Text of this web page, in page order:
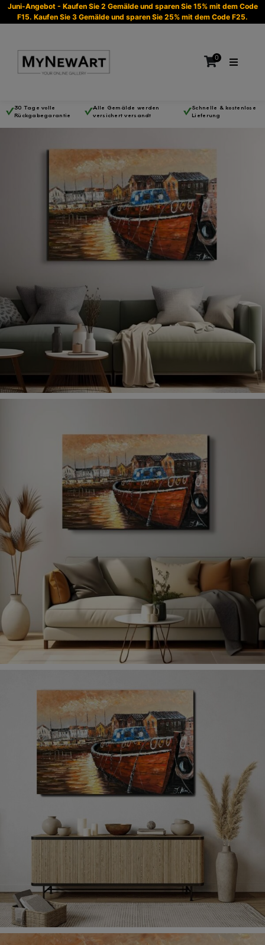
Juni-Angebot - Kaufen Sie 2 Gemälde und sparen Sie 15% mit dem Code
F15. Kaufen Sie 3 Gemälde und sparen Sie 25% mit dem Code F25.
0
Es befinden sich keine Produkte im Warenkorb.
30 Tage volle
Rückgabegarantie
Alle Gemälde werden
versichert versandt
Schnelle & kostenlose
Lieferung